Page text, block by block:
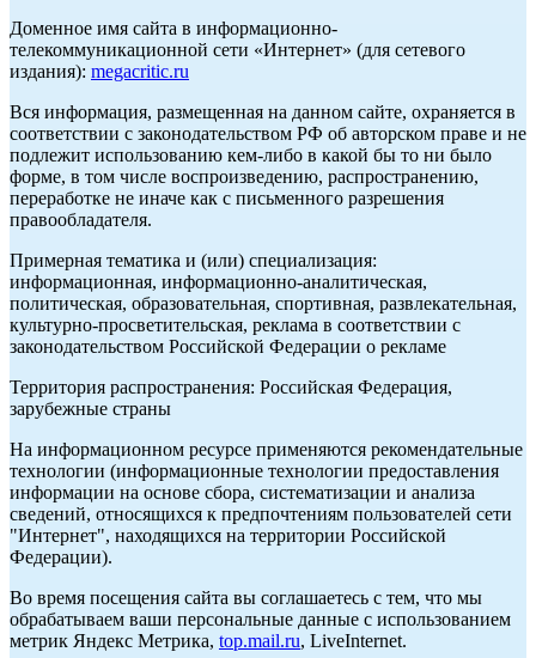
Доменное имя сайта в информационно-
телекоммуникационной сети «Интернет» (для сетевого
издания): megacritic.ru
Вся информация, размещенная на данном сайте, охраняется в
соответствии с законодательством РФ об авторском праве и не
подлежит использованию кем-либо в какой бы то ни было
форме, в том числе воспроизведению, распространению,
переработке не иначе как с письменного разрешения
правообладателя.
Примерная тематика и (или) специализация:
информационная, информационно-аналитическая,
политическая, образовательная, спортивная, развлекательная,
культурно-просветительская, реклама в соответствии с
законодательством Российской Федерации о рекламе
Территория распространения: Российская Федерация,
зарубежные страны
На информационном ресурсе применяются рекомендательные
технологии (информационные технологии предоставления
информации на основе сбора, систематизации и анализа
сведений, относящихся к предпочтениям пользователей сети
"Интернет", находящихся на территории Российской
Федерации).
Во время посещения сайта вы соглашаетесь с тем, что мы
обрабатываем ваши персональные данные с использованием
метрик Яндекс Метрика, top.mail.ru, LiveInternet.